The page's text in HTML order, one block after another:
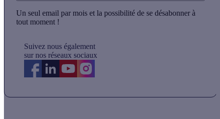
Un seul email par mois et la possibilité de se désabonner à
tout moment !
Suivez nous également
sur nos réseaux sociaux